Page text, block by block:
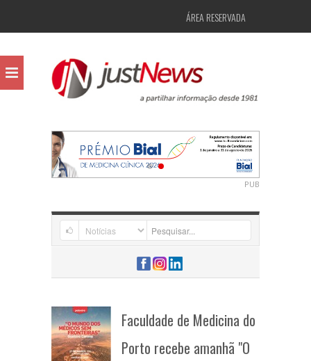
ÁREA RESERVADA
PUB
Faculdade de Medicina do
Porto recebe amanhã "O